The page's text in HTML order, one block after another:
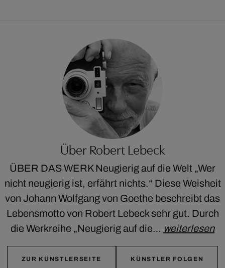
Über Robert Lebeck
ÜBER DAS WERK Neugierig auf die Welt „Wer
nicht neugierig ist, erfährt nichts.“ Diese Weisheit
von Johann Wolfgang von Goethe beschreibt das
Lebensmotto von Robert Lebeck sehr gut. Durch
die Werkreihe „Neugierig auf die… weiterlesen
ZUR KÜNSTLERSEITE KÜNSTLER FOLGEN